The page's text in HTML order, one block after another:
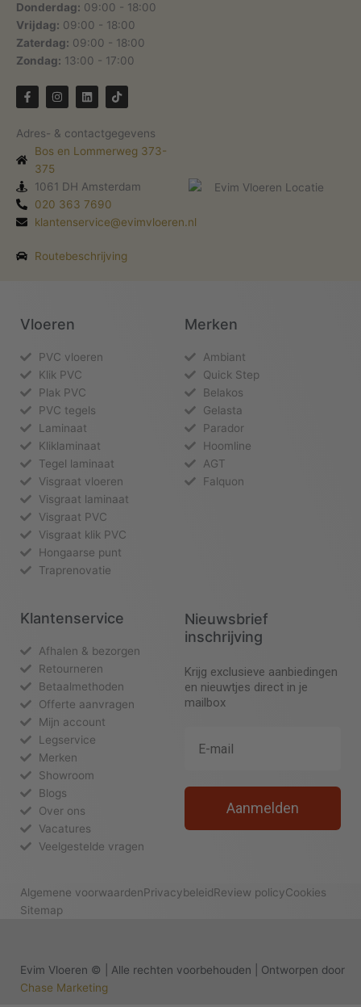
Donderdag: 09:00 - 18:00
Vrijdag: 09:00 - 18:00
Zaterdag: 09:00 - 18:00
Zondag: 13:00 - 17:00
F
a
c
b
o
f
I
n
s
a
g
r
m
L
i
n
e
d
i
T
i
k
o
k
Adres- & contactgegevens
Bos en Lommerweg 373-
375
1061 DH Amsterdam
020 363 7690
klantenservice@evimvloeren.nl
Routebeschrijving
Vloeren
PVC vloeren
Klik PVC
Plak PVC
PVC tegels
Laminaat
Kliklaminaat
Tegel laminaat
Visgraat vloeren
Visgraat laminaat
Visgraat PVC
Visgraat klik PVC
Hongaarse punt
Traprenovatie
Merken
Ambiant
Quick Step
Belakos
Gelasta
Parador
Hoomline
AGT
Falquon
Klantenservice
Afhalen & bezorgen
Retourneren
Betaalmethoden
Offerte aanvragen
Mijn account
Legservice
Merken
Showroom
Blogs
Over ons
Vacatures
Veelgestelde vragen
Nieuwsbrief
inschrijving
Krijg exclusieve aanbiedingen
en nieuwtjes direct in je
mailbox
Aanmelden
Algemene voorwaardenPrivacybeleidReview policyCookies
Sitemap
Evim Vloeren © | Alle rechten voorbehouden | Ontworpen door
Chase Marketing